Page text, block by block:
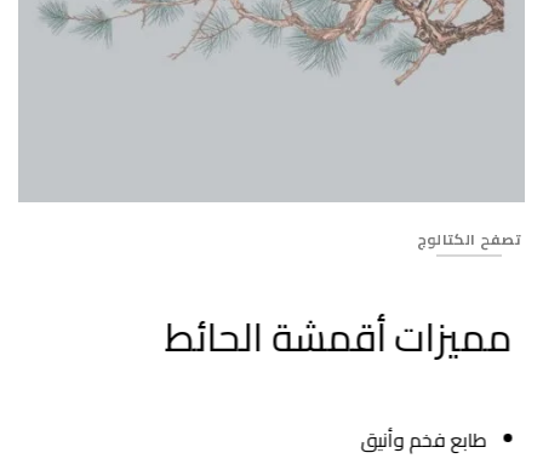
تصفح الكتالوج
مميزات أقمشة الحائط
طابع فخم وأنيق